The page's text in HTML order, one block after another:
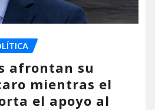
afrontan su
mientras el
el apoyo al